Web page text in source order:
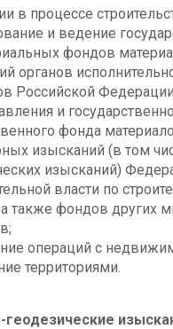
в процессе
и ведение
фондов
органов
Российской
и
фонда
изысканий (в том
изысканий)
власти по
также фондов других
операций с
территориями.